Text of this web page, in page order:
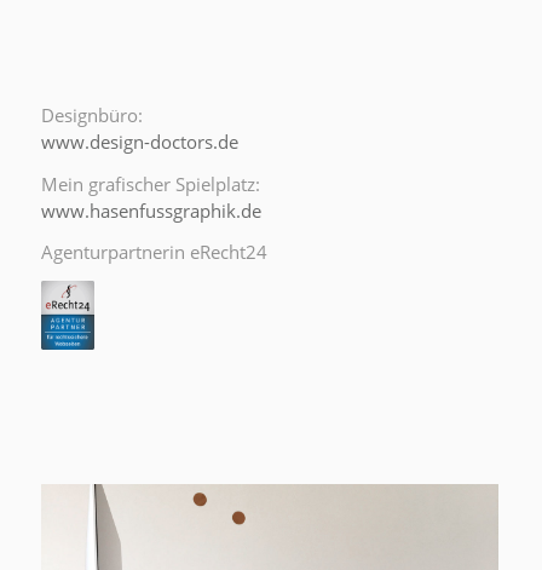
Designbüro:
www.design-doctors.de
Mein grafischer Spielplatz:
www.hasenfussgraphik.de
Agenturpartnerin eRecht24